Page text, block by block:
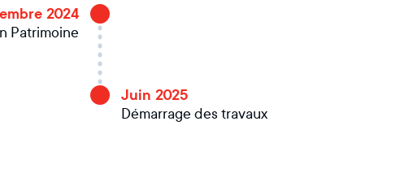
2024
Patrimoine
Juin 2025
Démarrage des travaux